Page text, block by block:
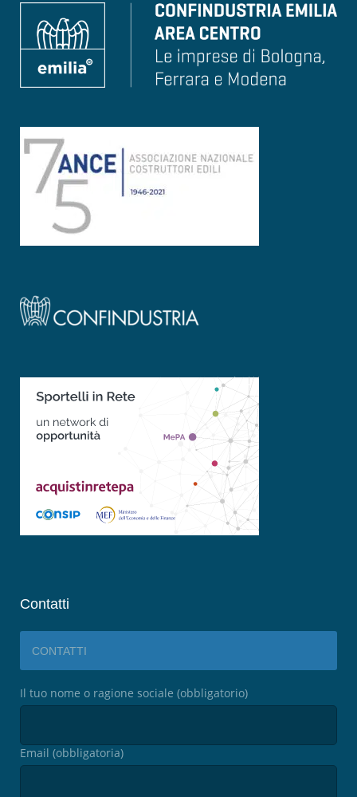
Contatti
CONTATTI
Il tuo nome o ragione sociale (obbligatorio)
Email (obbligatoria)